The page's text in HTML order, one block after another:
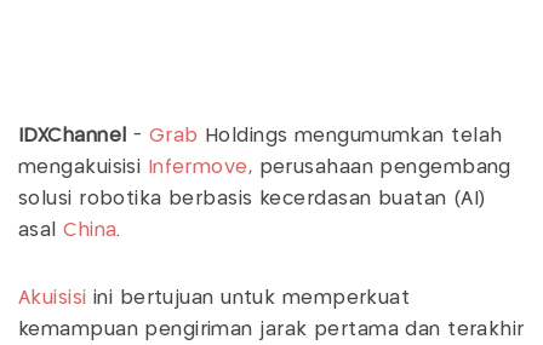
IDXChannel - Grab Holdings mengumumkan telah
mengakuisisi
Infermove, perusahaan pengembang
solusi robotika berbasis kecerdasan buatan (AI)
asalChina.
Akuisisi ini bertujuan untuk memperkuat
kemampuan pengiriman jarak pertama dan terakhir